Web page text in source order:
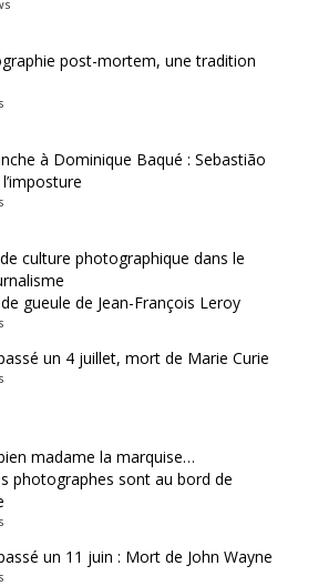
post-mortem, une tradition
à Dominique Baqué : Sebastião
culture photographique dans le
gueule de Jean-François Leroy
un 4 juillet, mort de Marie Curie
madame la marquise…
photographes sont au bord de
un 11 juin : Mort de John Wayne